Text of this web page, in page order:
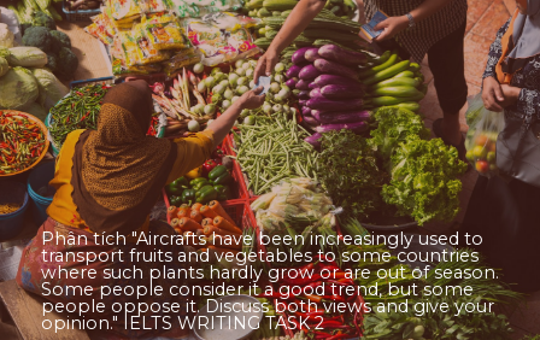
Thư Tín
Mixed
SGK
Vocabularies
Đề writing theo topic
Pie
Thành tích học viên
Phân tích "Aircrafts have been increasingly used to
transport fruits and vegetables to some countries
where such plants hardly grow or are out of season.
Some people consider it a good trend, but some
people oppose it. Discuss both views and give your
opinion." IELTS WRITING TASK 2